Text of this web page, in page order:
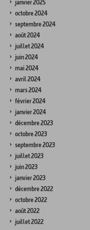
janvier 2025
octobre 2024
septembre 2024
août 2024
juillet 2024
juin 2024
mai 2024
avril 2024
mars 2024
février 2024
janvier 2024
décembre 2023
octobre 2023
septembre 2023
juillet 2023
juin 2023
janvier 2023
décembre 2022
octobre 2022
août 2022
juillet 2022